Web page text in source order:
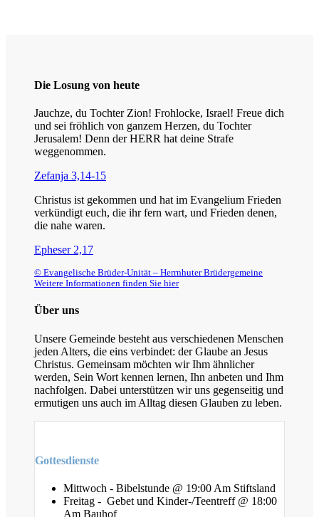
Die Losung von heute
Jauchze, du Tochter Zion! Frohlocke, Israel! Freue dich
und sei fröhlich von ganzem Herzen, du Tochter
Jerusalem! Denn der HERR hat deine Strafe
weggenommen.
Zefanja 3,14-15
Christus ist gekommen und hat im Evangelium Frieden
verkündigt euch, die ihr fern wart, und Frieden denen,
die nahe waren.
Epheser 2,17
© Evangelische Brüder-Unität – Herrnhuter Brüdergemeine
Weitere Informationen finden Sie hier
Über uns
Unsere Gemeinde besteht aus verschiedenen Menschen
jeden Alters, die eins verbindet: der Glaube an Jesus
Christus. Gemeinsam möchten wir Ihm ähnlicher
werden, Sein Wort kennen lernen, Ihn anbeten und Ihm
nachfolgen. Dabei unterstützen wir uns gegenseitig und
ermutigen uns auch im Alltag diesen Glauben zu leben.
Gottesdienste
Mittwoch - Bibelstunde @ 19:00 Am Stiftsland
Freitag - Gebet und Kinder-/Teentreff @ 18:00
Am Bauhof